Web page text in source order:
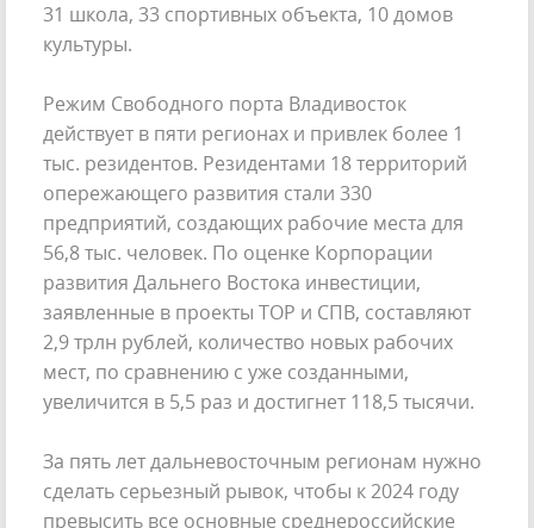
31 школа, 33 спортивных объекта, 10 домов
культуры.
Режим Свободного порта Владивосток
действует в пяти регионах и привлек более 1
тыс. резидентов. Резидентами 18 территорий
опережающего развития стали 330
предприятий, создающих рабочие места для
56,8 тыс. человек. По оценке Корпорации
развития Дальнего Востока инвестиции,
заявленные в проекты ТОР и СПВ, составляют
2,9 трлн рублей, количество новых рабочих
мест, по сравнению с уже созданными,
увеличится в 5,5 раз и достигнет 118,5 тысячи.
За пять лет дальневосточным регионам нужно
сделать серьезный рывок, чтобы к 2024 году
превысить все основные среднероссийские